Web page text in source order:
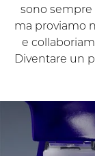
sono sempre
ma proviamo
e
Diventare un